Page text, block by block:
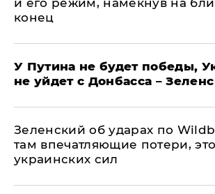
и его режим, намекнув на
конец
У Путина не будет победы,
не уйдет с Донбасса –
Зеленский об ударах по
там впечатляющие потери,
украинских сил